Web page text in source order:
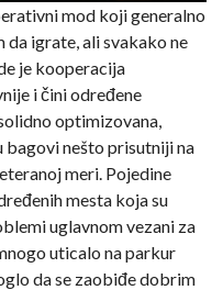
mod koji generalno
da igrate, ali svakako ne
je kooperacija
i čini određene
optimizovana,
nešto prisutniji na
meri. Pojedine
mesta koja su
uglavnom vezani za
uticalo na parkur
da se zaobiđe dobrim